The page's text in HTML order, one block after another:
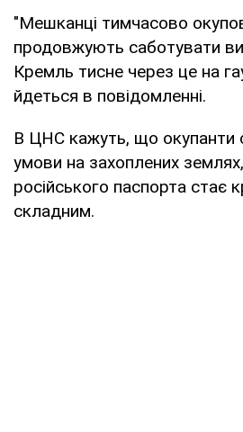
"Мешканці тимчасово
продовжують саботувати
Кремль тисне через це на
йдеться в повідомленні.
В ЦНС кажуть, що окупанти
умови на захоплених
російського паспорта стає
складним.